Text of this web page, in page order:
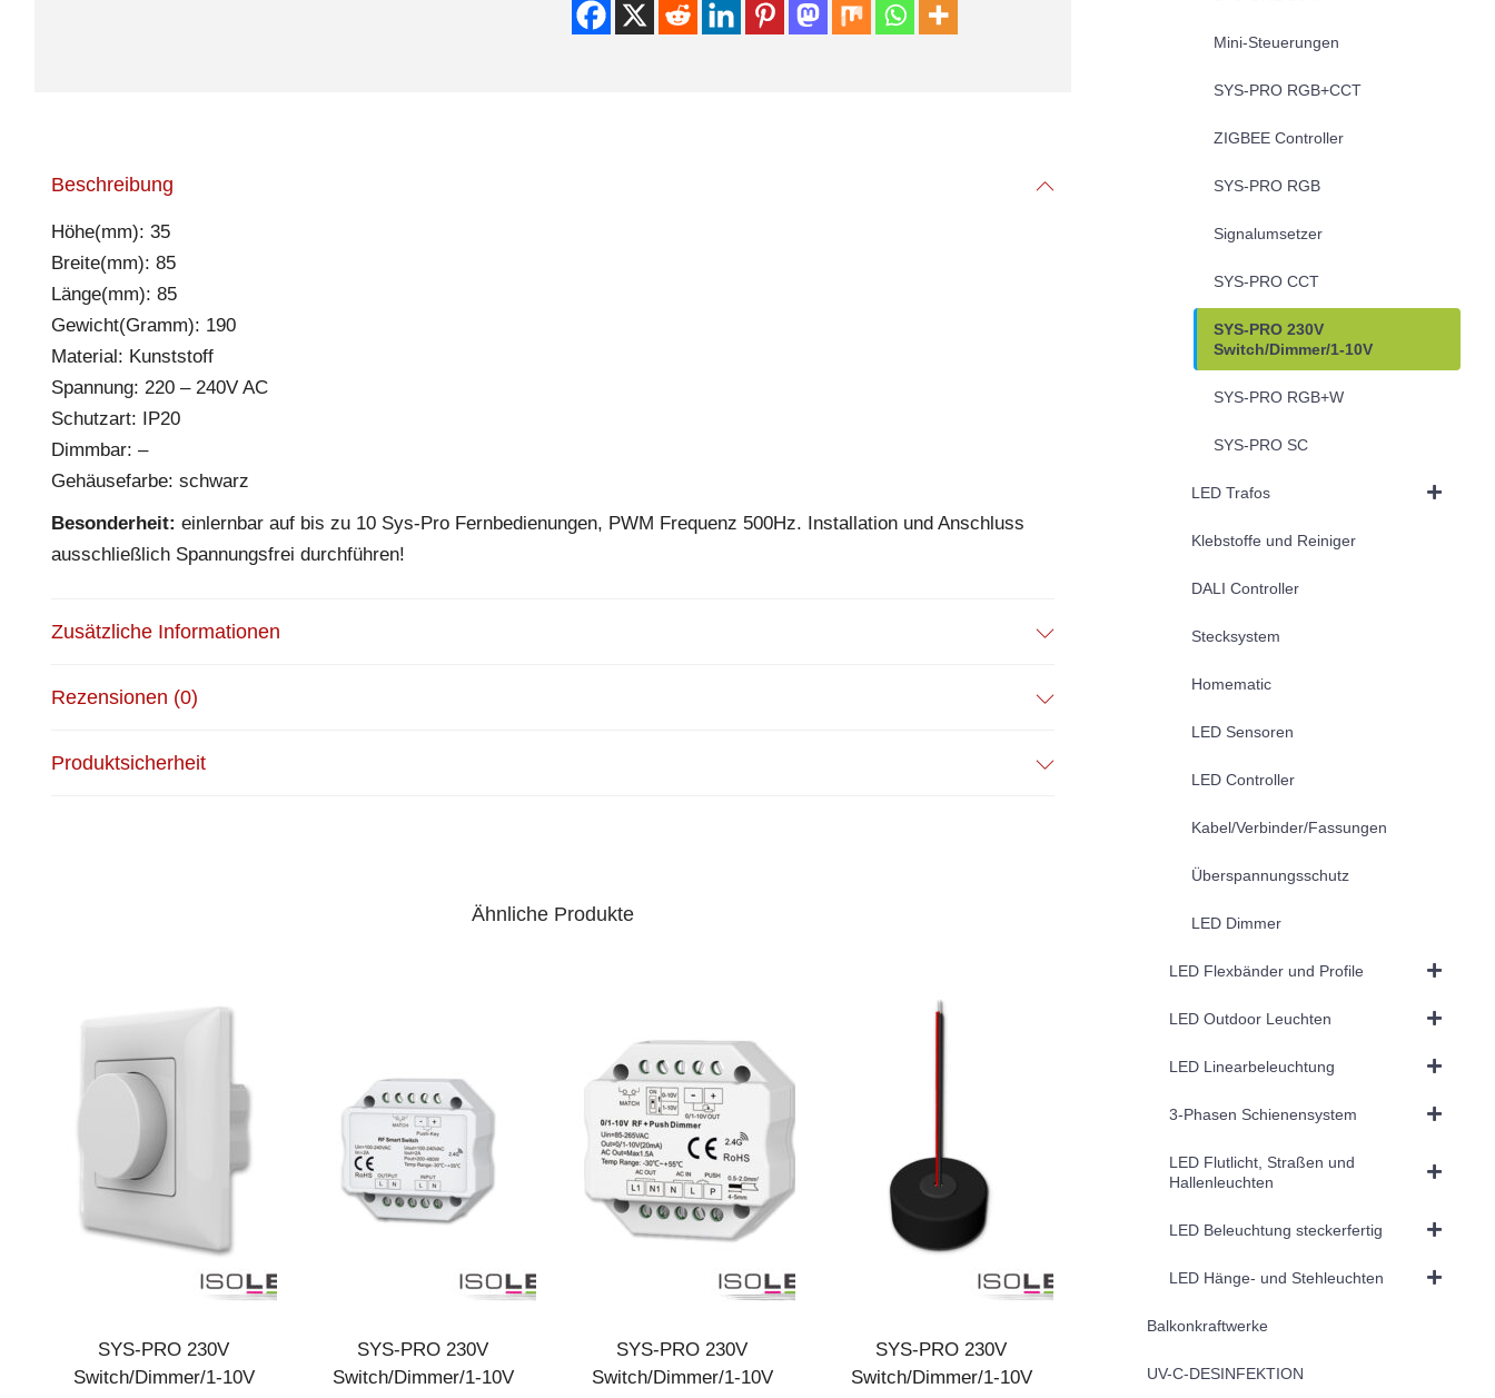
Beschreibung
Höhe(mm): 35
Breite(mm): 85
Länge(mm): 85
Gewicht(Gramm): 190
Material: Kunststoff
Spannung: 220 – 240V AC
Schutzart: IP20
Dimmbar: –
Gehäusefarbe: schwarz
Besonderheit: einlernbar auf bis zu 10 Sys-Pro Fernbedienungen, PWM Frequenz 500Hz. Installation und Anschluss
ausschließlich Spannungsfrei durchführen!
Zusätzliche Informationen
Rezensionen (0)
Produktsicherheit
Ähnliche Produkte
SYS-PRO 230V
Switch/Dimmer/1-10V
SYS-PRO 230V
Switch/Dimmer/1-10V
SYS-PRO 230V
Switch/Dimmer/1-10V
SYS-PRO 230V
Switch/Dimmer/1-10V
Mini-Steuerungen
SYS-PRO RGB+CCT
ZIGBEE Controller
SYS-PRO RGB
Signalumsetzer
SYS-PRO CCT
SYS-PRO 230V
Switch/Dimmer/1-10V
SYS-PRO RGB+W
SYS-PRO SC
LED Trafos
Klebstoffe und Reiniger
DALI Controller
Stecksystem
Homematic
LED Sensoren
LED Controller
Kabel/Verbinder/Fassungen
Überspannungsschutz
LED Dimmer
LED Flexbänder und Profile
LED Outdoor Leuchten
LED Linearbeleuchtung
3-Phasen Schienensystem
LED Flutlicht, Straßen und
Hallenleuchten
LED Beleuchtung steckerfertig
LED Hänge- und Stehleuchten
Balkonkraftwerke
UV-C-DESINFEKTION